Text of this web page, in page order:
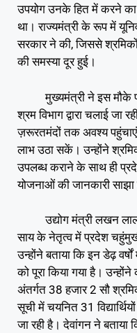
उपयोग उनके हित में करने का
था। राज्यमंत्री के रूप में
सरकार ने की, जिससे श्रमिकों
की समस्या दूर हुई।
मुख्यमंत्री ने इस मौके
श्रम विभाग द्वारा चलाई जा
ज़रूरतमंदों तक अवश्य
लाभ उठा सकें। उन्होंने
उपलब्ध कराने के साथ ही
योजनाओं की जानकारी साझा
उद्योग मंत्री लखन लाल
साय के नेतृत्व में प्रदेश
उन्होंने बताया कि इन डेढ़
को पूरा किया गया है।
अंतर्गत 38 हजार 2 सौ
सूची में चयनित 31
जा रही है। देवांगन ने बताया